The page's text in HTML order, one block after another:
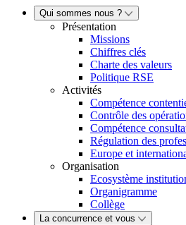
Qui sommes nous ?
Présentation
Missions
Chiffres clés
Charte des valeurs
Politique RSE
Activités
Compétence
Contrôle des
Compétence
Régulation des
Europe et
Organisation
Ecosystème
Organigramme
Collège
La concurrence et vous